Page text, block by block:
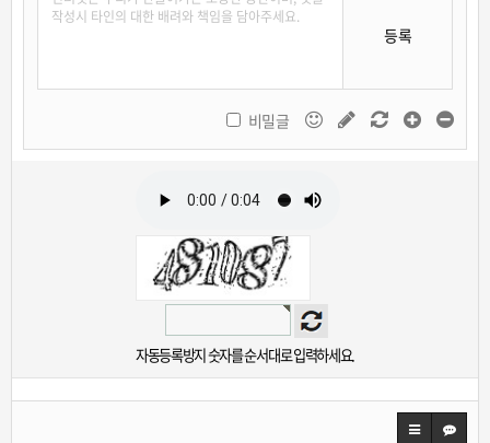
등록
비밀글
자동등록방지 숫자를 순서대로 입력하세요.